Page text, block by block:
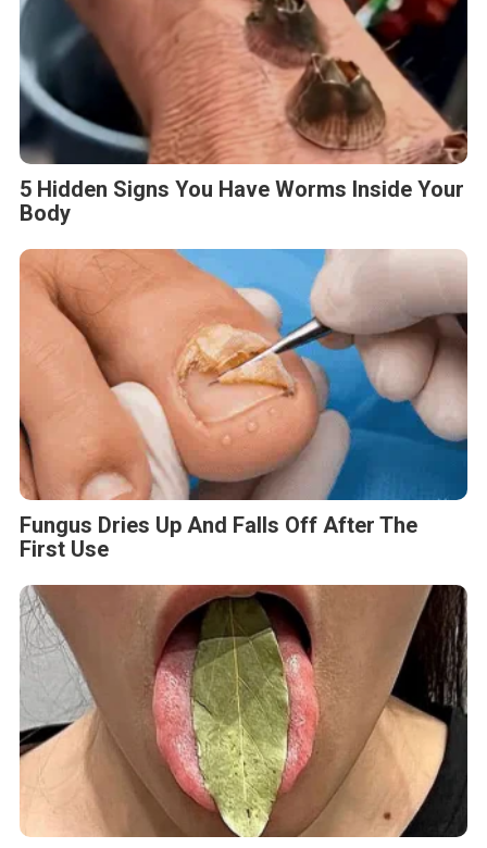
5 Hidden Signs You Have Worms Inside Your
Body
Fungus Dries Up And Falls Off After The
First Use